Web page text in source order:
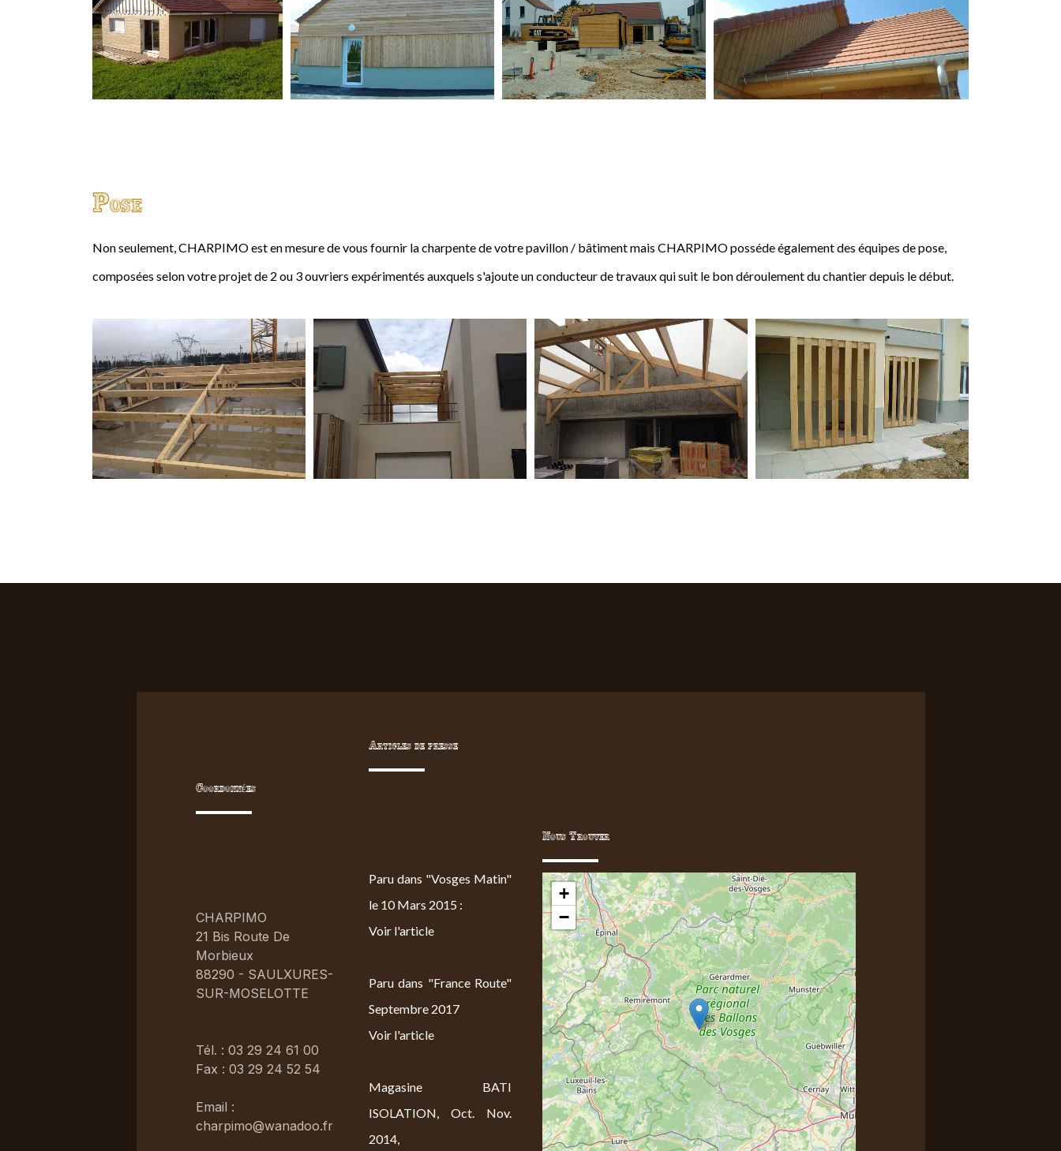
Pose
Non seulement, CHARPIMO est en mesure de vous fournir la charpente de votre pavillon / bâtiment mais CHARPIMO posséde également des équipes de pose,
composées selon votre projet de 2 ou 3 ouvriers expérimentés auxquels s'ajoute un conducteur de travaux qui suit le bon déroulement du chantier depuis le début.
Coordonnées
CHARPIMO
21 Bis Route De
Morbieux
88290 - SAULXURES-
SUR-MOSELOTTE
Tél. : 03 29 24 61 00
Fax : 03 29 24 52 54
Email :
charpimo@wanadoo.fr
Articles de presse
Paru dans "Vosges Matin"
le 10 Mars 2015 :
Voir l'article
Paru dans "France Route"
Septembre 2017
Voir l'article
Magasine BATI
ISOLATION, Oct. Nov.
2014,
Nous Trouver
+
−